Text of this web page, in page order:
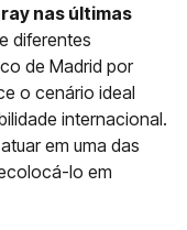
nas últimas
diferentes
de Madrid por
o cenário ideal
internacional.
em uma das
lo em